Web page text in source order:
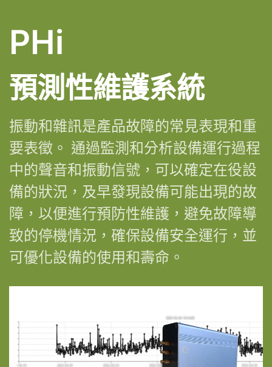
PHi
預測性維護系統
振動和雜訊是產品故障的常見表現和重
要表徵。 通過監測和分析設備運行過程
中的聲音和振動信號，可以確定在役設
備的狀況，及早發現設備可能出現的故
障，以便進行預防性維護，避免故障導
致的停機情況，確保設備安全運行，並
可優化設備的使用和壽命。